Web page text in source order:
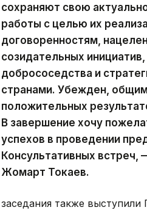
сохраняют свою
работы с целью их
договоренностям,
созидательных
добрососедства и
странами. Убежден,
положительных
В завершение хочу
успехов в проведении
Консультативных
Жомарт Токаев.
также